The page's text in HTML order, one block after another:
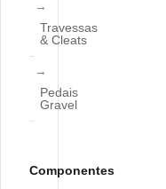
Travessas
& Cleats
Pedais
Gravel
Componentes